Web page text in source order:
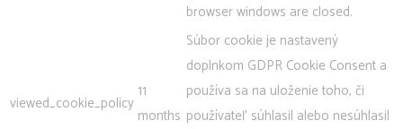
browser windows are closed.
viewed_cookie_policy
11
months
Súbor cookie je nastavený
doplnkom GDPR Cookie Consent a
používa sa na uloženie toho, či
používateľ súhlasil alebo nesúhlasil